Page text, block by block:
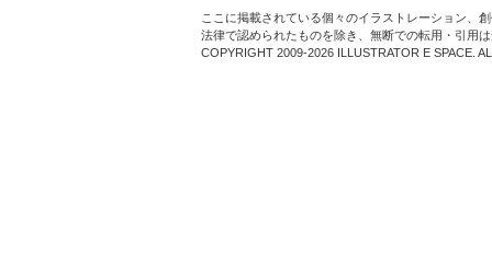
ここに掲載されている個々のイラストレーション、
法律で認められたものを除き、無断での転用・引用
COPYRIGHT 2009-2026 ILLUSTRATOR E SPACE.